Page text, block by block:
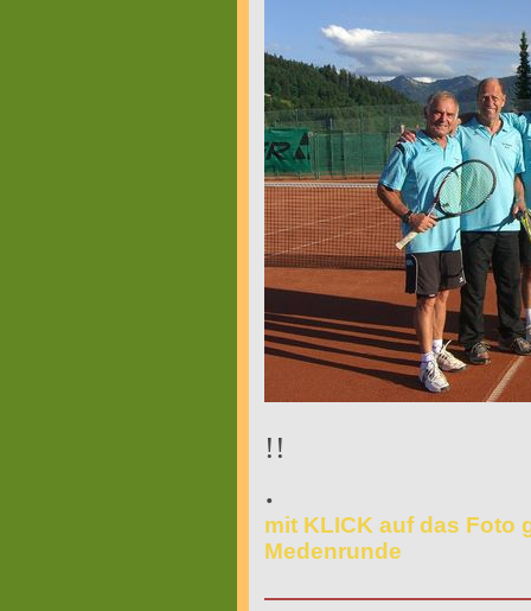
!!
.
mit KLICK auf das Foto
Medenrunde